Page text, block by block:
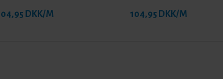
DKK/M 104,95 DKK/M